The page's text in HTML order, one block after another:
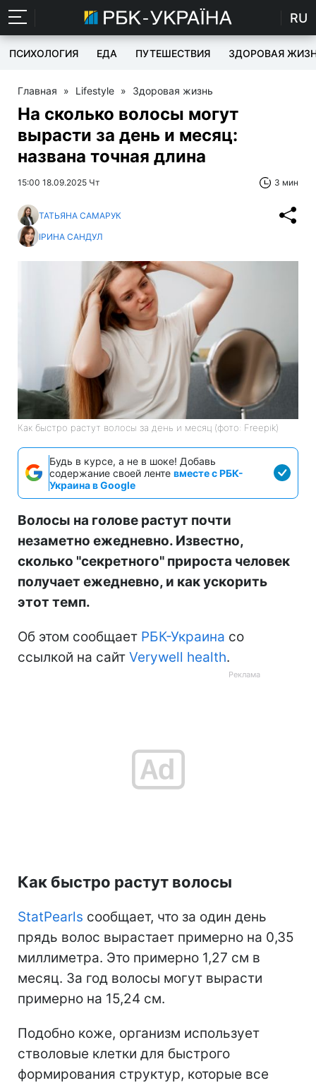
RU
ПСИХОЛОГИЯ ЕДА ПУТЕШЕСТВИЯ ЗДОРОВАЯ
Главная » Lifestyle » Здоровая жизнь
На сколько волосы могут
вырасти за день и месяц:
названа точная длина
15:00 18.09.2025 Чт 3 мин
ТАТЬЯНА САМАРУК
ІРИНА САНДУЛ
Как быстро растут волосы за день и месяц (фото: Freepik)
Будь в курсе, а не в шоке! Добавь
содержание своей ленте вместе с РБК-
Украина в Google
Волосы на голове растут почти
незаметно ежедневно. Известно,
сколько "секретного" прироста человек
получает ежедневно, и как ускорить
этот темп.
Об этом сообщает РБК-Украина со
ссылкой на сайт Verywell health.
Как быстро растут волосы
StatPearls сообщает, что за один день
прядь волос вырастает примерно на 0,35
миллиметра. Это примерно 1,27 см в
месяц. За год волосы могут вырасти
примерно на 15,24 см.
Подобно коже, организм использует
стволовые клетки для быстрого
формирования структур, которые все